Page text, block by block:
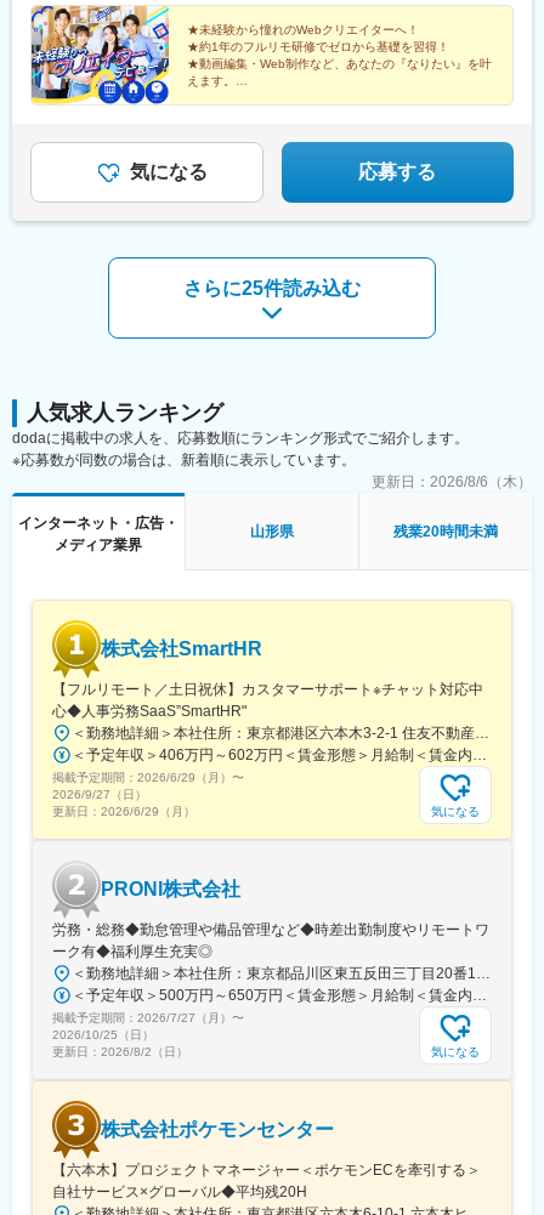
ら徒歩4分 京王井の頭線「渋谷」駅から徒歩3分※プロジ
ェクト先により異なります。 ※全国各地、ご希望の勤務地エリア
を考慮して決定いたします。
★未経験から憧れのWebクリエイターへ！
★約1年のフルリモ研修でゼロから基礎を習得！
★動画編集・Web制作など、あなたの『なりたい』を叶
えます。
気になる 応募する
さらに25件読み込む
人気求人ランキング
dodaに掲載中の求人を、応募数順にランキング形式でご紹介します。
※応募数が同数の場合は、新着順に表示しています。
更新日： 2026/8/6（木）
インターネット・広告・
メディア業界
山形県 残業20時間未満
株式会社SmartHR
【フルリモート／土日祝休】カスタマーサポート※チャット対応中
心◆人事労務SaaS”SmartHR"
＜勤務地詳細＞本社住所：東京都港区六本木3-2-1 住友不動産六本木グランドタワー勤務地最寄駅：東京メトロ南北線／六本木一丁目駅受動喫煙対策：屋内全面禁煙変更の範囲：会社の定める事業所（リモートワーク含む）
＜予定年収＞406万円～602万円＜賃金形態＞月給制＜賃金内訳＞月額（基本給）：212,480円～315,200円その他固定手当/月：5,000円固定残業手当/月：77,520円～114,800円（固定残業時間45時間0分/月）超過した時間外労働の残業手当は追加支給＜月給＞295,000円～435,000円（一律手当を含む）＜昇給有無＞有＜残業手当＞有賃金はあくまでも目安の金額であり、選考を通じて上下する可能性があります。月給(月額)は固定手当を含めた表記です。
掲載予定期間： 2026/6/29（月） 〜
2026/9/27（日）
更新日： 2026/6/29（月） 気になる
PRONI株式会社
労務・総務◆勤怠管理や備品管理など◆時差出勤制度やリモートワ
ーク有◆福利厚生充実◎
＜勤務地詳細＞本社住所：東京都品川区東五反田三丁目20番14号 住友不動産高輪パークタワー12F・18F勤務地最寄駅：JR線・都営浅草線・東急池上線／五反田駅受動喫煙対策：屋内喫煙可能場所あり変更の範囲：会社の定める事業所（リモートワーク含む）
＜予定年収＞500万円～650万円＜賃金形態＞月給制＜賃金内訳＞月額（基本給）：317,771円～413,102円固定残業手当/月：98,896円～128,565円（固定残業時間40時間0分/月）超過した時間外労働の残業手当は追加支給＜月給＞416,667円～541,667円（一律手当を含む）＜昇給有無＞有＜残業手当＞有＜給与補足＞経験・スキルに応じて決定成果に応じた個人賞与制度あり（半期ごと）賃金はあくまでも目安の金額であり、選考を通じて上下する可能性があります。月給(月額)は固定手当を含めた表記です。
掲載予定期間： 2026/7/27（月） 〜
2026/10/25（日）
更新日： 2026/8/2（日） 気になる
株式会社ポケモンセンター
【六本木】プロジェクトマネージャー＜ポケモンECを牽引する＞
自社サービス×グローバル◆平均残20H